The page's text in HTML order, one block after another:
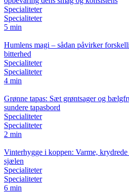
Specialiteter
Specialiteter
5 min
Humlens magi – sådan påvirker
bitterhed
Specialiteter
Specialiteter
4 min
Grønne tapas: Sæt grøntsager og
sundere tapasbord
Specialiteter
Specialiteter
2 min
Vinterhygge i koppen: Varme,
sjælen
Specialiteter
Specialiteter
6 min